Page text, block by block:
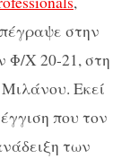
στην
Φ/Χ 20-21, στη
Εκεί
που τον
των